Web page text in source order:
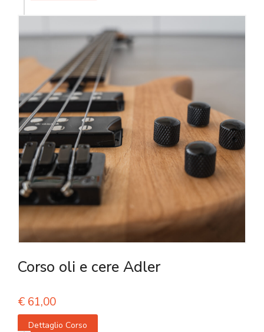
Corso oli e cere Adler
€ 61,00
Dettaglio Corso